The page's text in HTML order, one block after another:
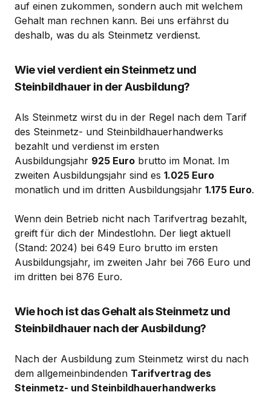
auf einen zukommen, sondern auch mit welchem
Gehalt man rechnen kann. Bei uns erfährst du
deshalb, was du als Steinmetz verdienst.
Wie viel verdient ein Steinmetz und
Steinbildhauer in der Ausbildung?
Als Steinmetz wirst du in der Regel nach dem Tarif
des Steinmetz- und Steinbildhauerhandwerks
bezahlt und verdienst im ersten
Ausbildungsjahr 925 Euro brutto im Monat. Im
zweiten Ausbildungsjahr sind es 1.025 Euro
monatlich und im dritten Ausbildungsjahr 1.175 Euro.
Wenn dein Betrieb nicht nach Tarifvertrag bezahlt,
greift für dich der Mindestlohn. Der liegt aktuell
(Stand: 2024) bei 649 Euro brutto im ersten
Ausbildungsjahr, im zweiten Jahr bei 766 Euro und
im dritten bei 876 Euro.
Wie hoch ist das Gehalt als Steinmetz und
Steinbildhauer nach der Ausbildung?
Nach der Ausbildung zum Steinmetz wirst du nach
dem allgemeinbindenden Tarifvertrag des
Steinmetz- und Steinbildhauerhandwerks